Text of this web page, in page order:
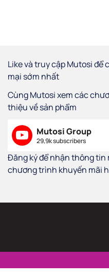
Like và truy cập Mutosi
mại sớm nhất
Cùng Mutosi xem các
thiệu về sản phẩm
Mutosi Group
29,9k subscribers
Đăng ký để nhận thông
chương trình khuyến mãi